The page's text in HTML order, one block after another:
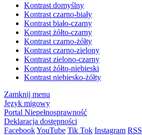
Kontrast domyślny
Kontrast czarno-biały
Kontrast biało-czarny
Kontrast żółto-czarny
Kontrast czarno-żółty
Kontrast czarno-zielony
Kontrast zielono-czarny
Kontrast żółto-niebieski
Kontrast niebiesko-żółty
Zamknij menu
Język migowy
Portal Niepełnosprawność
Deklaracja dostępności
FacebookYouTube Tik Tok Instagram RSS